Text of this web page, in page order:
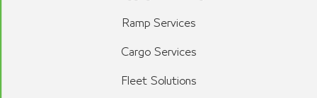
Ramp Services
Cargo Services
Fleet Solutions